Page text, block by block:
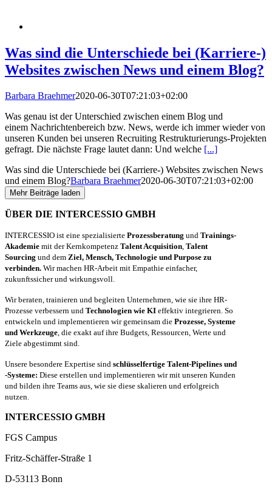
Was sind die Unterschiede bei (Karriere-)
Websites zwischen News und einem Blog?
Barbara Braehmer2020-06-30T07:21:03+02:00
Was genau ist der Unterschied zwischen einem Blog und
einem Nachrichtenbereich bzw. News, werde ich immer wieder von
unseren Kunden bei unseren Recruiting Restrukturierungs-Projekten
gefragt. Die nächste Frage lautet dann: Und welche [...]
Was sind die Unterschiede bei (Karriere-) Websites zwischen News
und einem Blog?Barbara Braehmer2020-06-30T07:21:03+02:00
Mehr Beiträge laden
ÜBER DIE INTERCESSIO GMBH
INTERCESSIO ist eine spezialisierte Prozessberatung und Trainings-
Akademie mit der Kernkompetenz Talent Acquisition, Talent
Sourcing und dem Ziel, Mensch, Technologie und Purpose zu
verbinden. Wir machen HR-Arbeit mit Empathie einfacher,
zukunftssicher und wirkungsvoll.
Wir beraten, trainieren und begleiten Unternehmen, wie sie ihre HR-
Prozesse verbessern und Technologien wie KI effektiv integrieren. So
entwickeln und implementieren wir gemeinsam die Prozesse, Systeme
und Werkzeuge, die exakt auf ihre Budgets, Ressourcen, Werte und
Ziele abgestimmt sind.
Unsere besondere Expertise sind schlüsselfertige Talent-Pipelines und
-Systeme: Diese erstellen und implementieren wir mit unseren Kunden
und bilden ihre Teams aus, wie sie diese skalieren und erfolgreich
nutzen.
INTERCESSIO GMBH
FGS Campus
Fritz-Schäffer-Straße 1
D-53113 Bonn